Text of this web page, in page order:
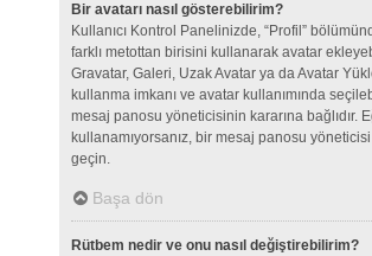
Bir avatarı nasıl gösterebilirim?
Kullanıcı Kontrol Panelinizde, “Profil”
farklı metottan birisini kullanarak avatar
Gravatar, Galeri, Uzak Avatar ya da Avatar
kullanma imkanı ve avatar kullanımında
mesaj panosu yöneticisinin kararına bağlıdır.
kullanamıyorsanız, bir mesaj panosu
geçin.
Başa dön
Rütbem nedir ve onu nasıl değiştirebilirim?